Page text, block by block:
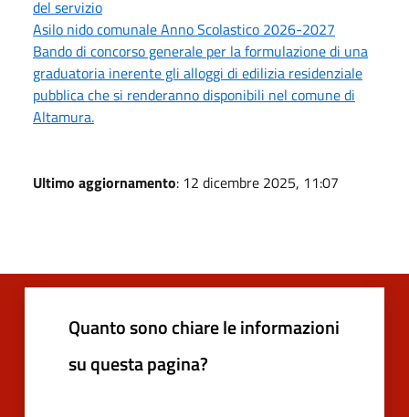
del servizio
Asilo nido comunale Anno Scolastico 2026-2027
Bando di concorso generale per la formulazione di una
graduatoria inerente gli alloggi di edilizia residenziale
pubblica che si renderanno disponibili nel comune di
Altamura.
Ultimo aggiornamento: 12 dicembre 2025, 11:07
Quanto sono chiare le informazioni
su questa pagina?